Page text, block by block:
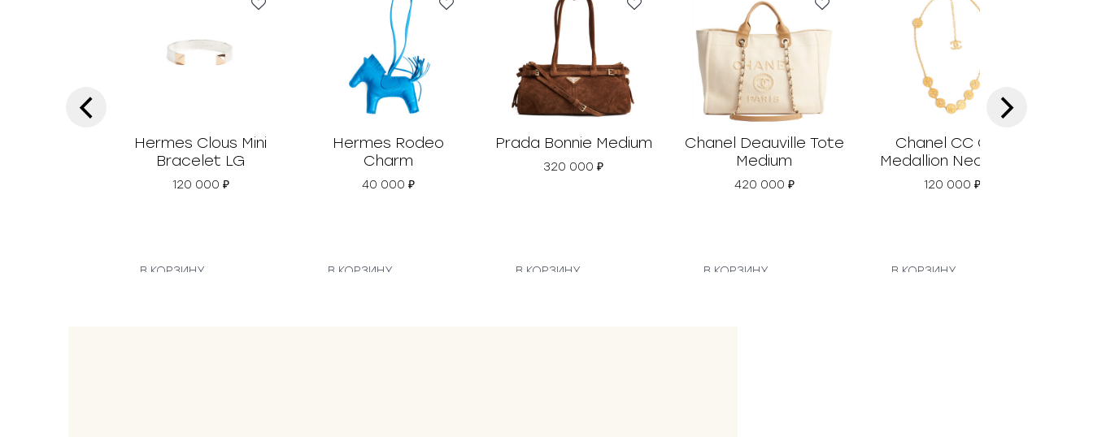
Hermes Clous Mini
Bracelet LG
120 000 ₽
В КОРЗИНУ
Hermes Rodeo
Charm
40 000₽
В КОРЗИНУ
Prada Bonnie Medium
320 000₽
В КОРЗИНУ
Chanel Deauville Tote
Medium
420 000 ₽
В КОРЗИНУ
Chanel СС Coin
Medallion Necklace
120 000 ₽
В КОРЗИНУ
‹ ›